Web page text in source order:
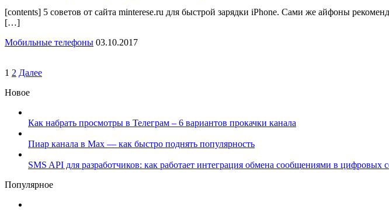
[contents] 5 советов от сайта minterese.ru для быстрой зарядки iPhone. Сами же айфоны
[…]
Мобильные телефоны 03.10.2017
1 2 Далее
Новое
Как набрать просмотры в Телеграм – 6 вариантов прокачки канала
Пиар канала в Max — как быстро поднять популярность
SMS API для разработчиков: как работает интеграция обмена сообщениями в цифровых
Популярное